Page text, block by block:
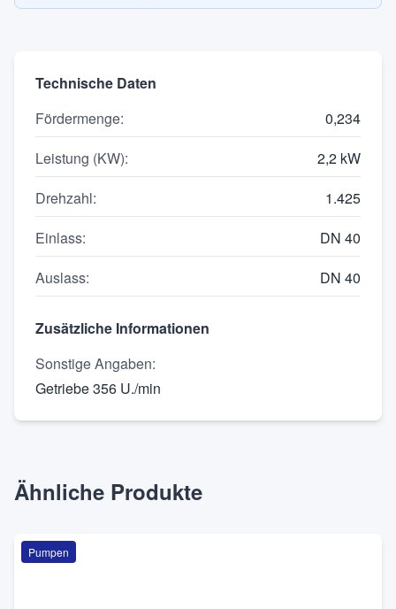
Technische Daten
Fördermenge:
0,234
Leistung (KW):
2,2 kW
Drehzahl:
1.425
Einlass:
DN 40
Auslass: DN 40
Zusätzliche Informationen
Sonstige Angaben:
Getriebe 356 U./min
Ähnliche Produkte
Pumpen